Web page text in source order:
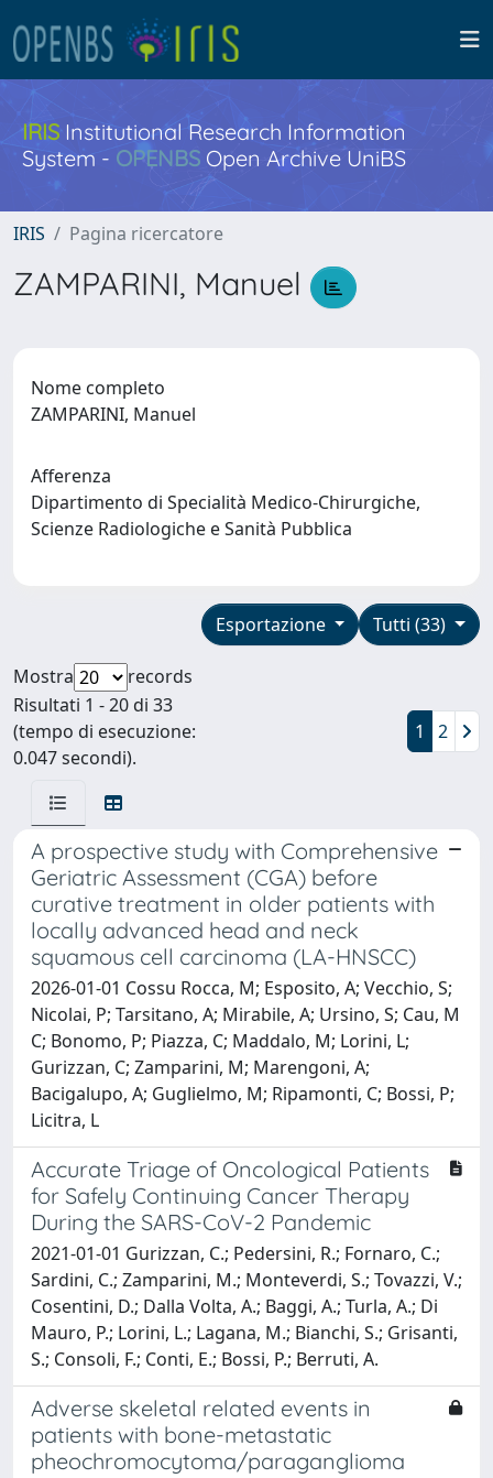
IRISInstitutional Research Information
System - OPENBS Open Archive UniBS
IRIS Pagina ricercatore
ZAMPARINI, Manuel
Nome completo
ZAMPARINI, Manuel
Afferenza
Dipartimento di Specialità Medico-Chirurgiche,
Scienze Radiologiche e Sanità Pubblica
Tutti (33)
Esportazione
Mostra
records
Risultati 1 - 20 di 33
(tempo di esecuzione:
0.047 secondi).
1 2
A prospective study with Comprehensive
Geriatric Assessment (CGA) before
curative treatment in older patients with
locally advanced head and neck
squamous cell carcinoma (LA-HNSCC)
2026-01-01 Cossu Rocca, M; Esposito, A; Vecchio, S;
Nicolai, P; Tarsitano, A; Mirabile, A; Ursino, S; Cau, M
C; Bonomo, P; Piazza, C; Maddalo, M; Lorini, L;
Gurizzan, C; Zamparini, M; Marengoni, A;
Bacigalupo, A; Guglielmo, M; Ripamonti, C; Bossi, P;
Licitra, L
Accurate Triage of Oncological Patients
for Safely Continuing Cancer Therapy
During the SARS-CoV-2 Pandemic
2021-01-01 Gurizzan, C.; Pedersini, R.; Fornaro, C.;
Sardini, C.; Zamparini, M.; Monteverdi, S.; Tovazzi, V.;
Cosentini, D.; Dalla Volta, A.; Baggi, A.; Turla, A.; Di
Mauro, P.; Lorini, L.; Lagana, M.; Bianchi, S.; Grisanti,
S.; Consoli, F.; Conti, E.; Bossi, P.; Berruti, A.
Adverse skeletal related events in
patients with bone-metastatic
pheochromocytoma/paraganglioma